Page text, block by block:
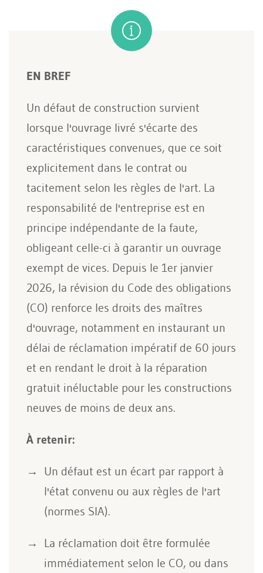
EN BREF
Un défaut de construction survient
lorsque l'ouvrage livré s'écarte des
caractéristiques convenues, que ce soit
explicitement dans le contrat ou
tacitement selon les règles de l'art. La
responsabilité de l'entreprise est en
principe indépendante de la faute,
obligeant celle-ci à garantir un ouvrage
exempt de vices. Depuis le 1er janvier
2026, la révision du Code des obligations
(CO) renforce les droits des maîtres
d'ouvrage, notamment en instaurant un
délai de réclamation impératif de 60 jours
et en rendant le droit à la réparation
gratuit inéluctable pour les constructions
neuves de moins de deux ans.
À retenir:
Un défaut est un écart par rapport à
l'état convenu ou aux règles de l'art
(normes SIA).
La réclamation doit être formulée
immédiatement selon le CO, ou dans